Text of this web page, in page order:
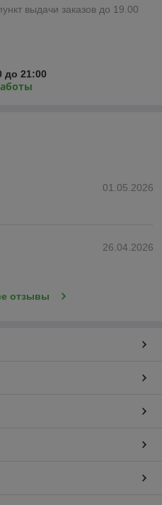
выдачи заказов до 19.00
до 21:00
01.05.2026
26.04.2026
отзывы